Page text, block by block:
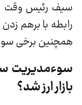
سیف رئیس وقت
رابطه با برهم
همچنین برخی
سوءمدیریت
بازار ارز شد؟